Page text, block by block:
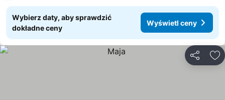
Wybierz daty, aby sprawdzić
dokładne ceny
Wyświetl ceny